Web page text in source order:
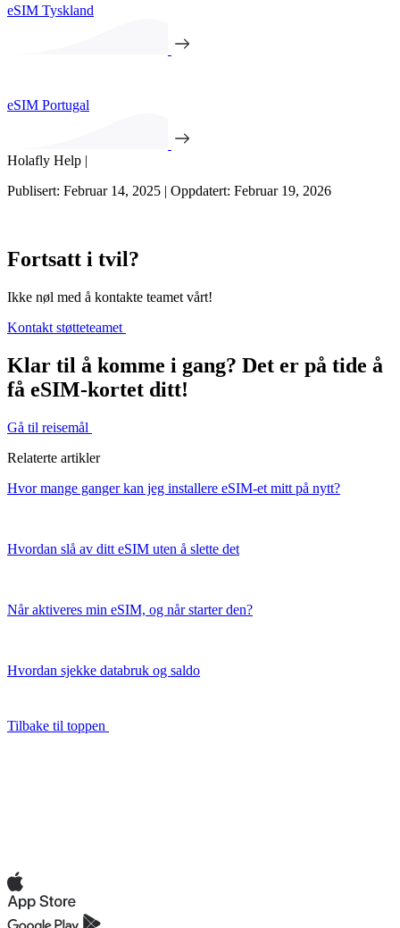
eSIM Tyskland
eSIM Portugal
Holafly Help |
Publisert: Februar 14, 2025 | Oppdatert: Februar 19, 2026
Fortsatt i tvil?
Ikke nøl med å kontakte teamet vårt!
Kontakt støtteteamet
Klar til å komme i gang? Det er på tide å
få eSIM-kortet ditt!
Gå til reisemål
Relaterte artikler
Hvor mange ganger kan jeg installere eSIM-et mitt på nytt?
Hvordan slå av ditt eSIM uten å slette det
Når aktiveres min eSIM, og når starter den?
Hvordan sjekke databruk og saldo
Tilbake til toppen